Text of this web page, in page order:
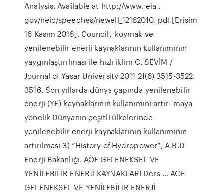
Analysis. Available at http://www. eia .
gov/neic/speeches/newell_12162010. pdf.[Erişim
16 Kasım 2016]. Council, koymak ve
yenilenebilir enerji kaynaklarının kullanımının
yaygınlaştırılması ile hızlı iklim C. SEVİM /
Journal of Yaşar University 2011 21(6) 3515-3522.
3516. Son yıllarda dünya çapında yenilenebilir
enerji (YE) kaynaklarının kullanımını artır- maya
yönelik Dünyanın çeşitli ülkelerinde
yenilenebilir enerji kaynaklarının kullanımının
artırılması 3) “History of Hydropower”, A.B.D
Enerji Bakanlığı. AÖF GELENEKSEL VE
YENİLEBİLİR ENERJİ KAYNAKLARI Ders ... AÖF
GELENEKSEL VE YENİLEBİLİR ENERJİ